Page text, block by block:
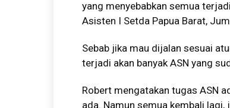
yang menyebabkan semua
Asisten I Setda Papua Barat,
Sebab jika mau dijalan sesuai
terjadi akan banyak ASN yang
Robert mengatakan tugas ASN
ada. Namun semua kembali